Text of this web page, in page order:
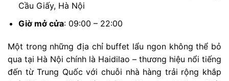
Cầu Giấy, Hà Nội
Giờ mở cửa: 09:00 – 22:00
Một trong những địa chỉ buffet lẩu ngon không thể bỏ
qua tại Hà Nội chính là Haidilao – thương hiệu nổi tiếng
đến từ Trung Quốc với chuỗi nhà hàng trải rộng khắp